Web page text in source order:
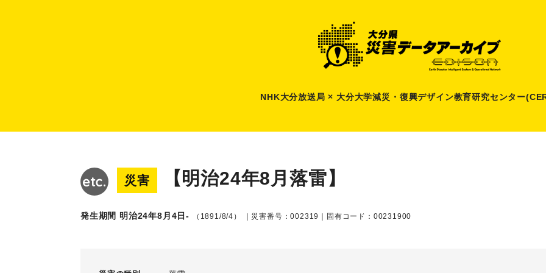
NHK大分放送局 × 大分大学減災 ・ 復興デザイン教育研究センター
災害 【明治24年8月落雷】
発生期間 明治24年8月4日- （1891/8/4） ｜災害番号：002319｜固有コード：00231900